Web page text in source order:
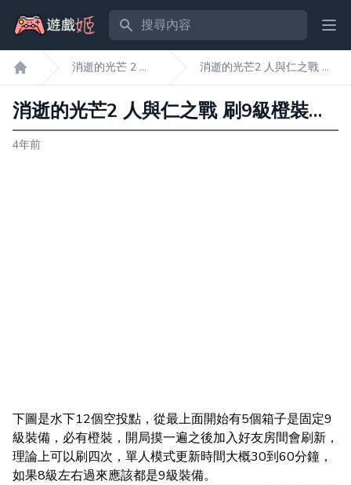
搜尋內容
遊戲姬首頁
消逝的光芒 2 人
與仁之戰
消逝的光芒2 人與仁之戰 刷
9級橙裝指南
消逝的光芒2 人與仁之戰 刷9級橙裝指南
4年前
下圖是水下12個空投點，從最上面開始有5個箱子是固定9
級裝備，必有橙裝，開局摸一遍之後加入好友房間會刷新，
理論上可以刷四次，單人模式更新時間大概30到60分鐘，
如果8級左右過來應該都是9級裝備。